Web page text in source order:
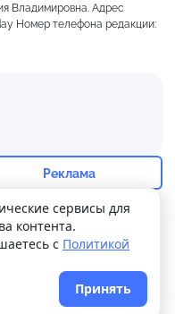
как +20
93%
Владимировна. Адрес
Номер телефона редакции:
Прислать новость
Реклама
сайтаWPSUPPORT
сервисы для
контента.
с Политикой
Принять